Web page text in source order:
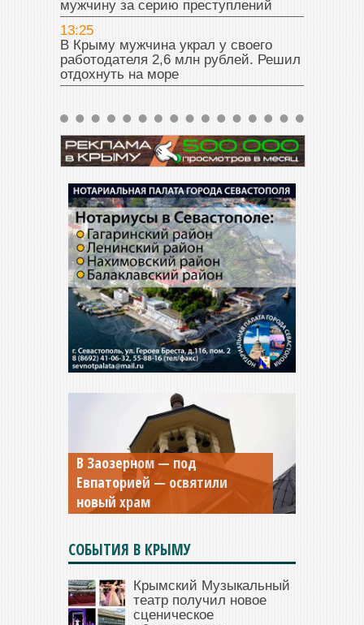
мужчину за серию преступлений
13:25
В Крыму мужчина украл у своего
работодателя 2,6 млн рублей. Решил
отдохнуть на море
Мужской монастырь Косьмы
и Дамиана в Крыму вновь
открыт для посещения
СОБЫТИЯ В КРЫМУ
Крымский Музыкальный
театр получил новое
сценическое